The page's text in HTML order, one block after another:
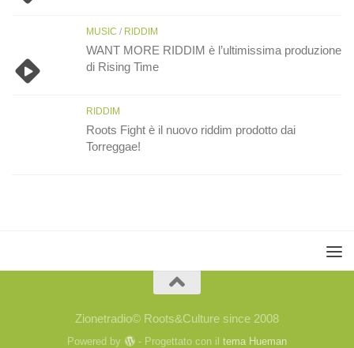
MUSIC / RIDDIM
WANT MORE RIDDIM è l’ultimissima produzione
di Rising Time
RIDDIM
Roots Fight è il nuovo riddim prodotto dai
Torreggae!
Zionetradio© Roots&Culture since 2008
Powered by - Progettato con il tema Hueman